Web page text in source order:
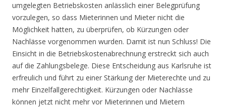
umgelegten Betriebskosten anlässlich einer Belegprüfung
vorzulegen, so dass Mieterinnen und Mieter nicht die
Möglichkeit hatten, zu überprüfen, ob Kürzungen oder
Nachlässe vorgenommen wurden. Damit ist nun Schluss! Die
Einsicht in die Betriebskostenabrechnung erstreckt sich auch
auf die Zahlungsbelege. Diese Entscheidung aus Karlsruhe ist
erfreulich und führt zu einer Stärkung der Mieterechte und zu
mehr Einzelfallgerechtigkeit. Kürzungen oder Nachlässe
können jetzt nicht mehr vor Mieterinnen und Mietern